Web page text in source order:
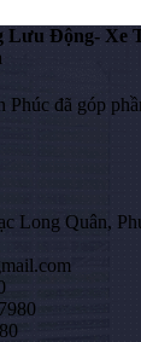
Lưu Động- Xe
Phúc đã góp
Long Quân,